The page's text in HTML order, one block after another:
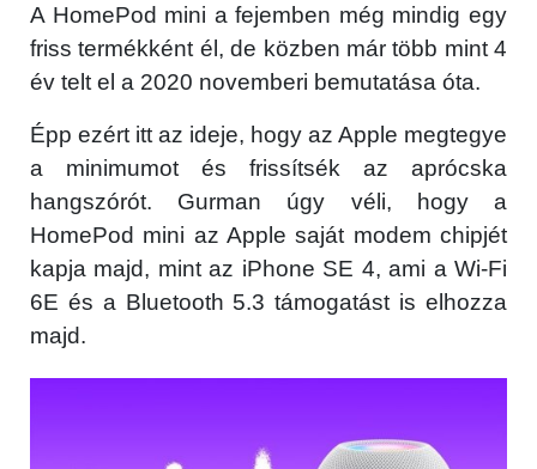
A HomePod mini a fejemben még mindig egy
friss termékként él, de közben már több mint 4
év telt el a 2020 novemberi bemutatása óta.
Épp ezért itt az ideje, hogy az Apple megtegye
a minimumot és frissítsék az aprócska
hangszórót. Gurman úgy véli, hogy a
HomePod mini az Apple saját modem chipjét
kapja majd, mint az iPhone SE 4, ami a Wi-Fi
6E és a Bluetooth 5.3 támogatást is elhozza
majd.
GYIK
Használt Apple
Apple szerviz